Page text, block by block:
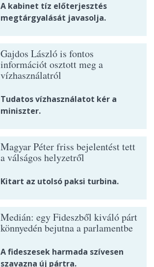
A kabinet tíz előterjesztés
megtárgyalását javasolja.
Gajdos László is fontos
információt osztott meg a
vízhasználatról
Tudatos vízhasználatot kér a
miniszter.
Magyar Péter friss bejelentést tett
a válságos helyzetről
Kitart az utolsó paksi turbina.
Medián: egy Fideszből kiváló párt
könnyedén bejutna a parlamentbe
A fideszesek harmada szívesen
szavazna új pártra.